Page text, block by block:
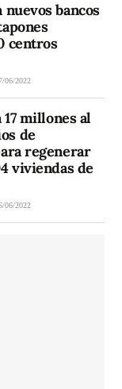
bancos
centros
06/2022
millones al
de
regenerar
viviendas de
06/2022